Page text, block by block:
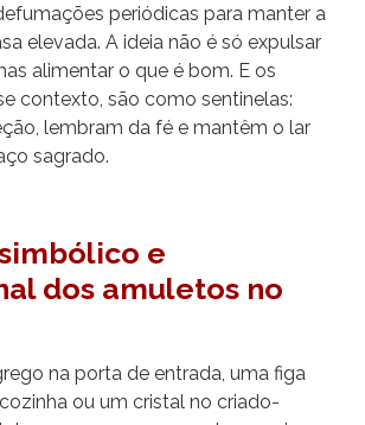
periódicas para manter a
elevada. A ideia não é só expulsar
alimentar o que é bom. E os
contexto, são como sentinelas:
lembram da fé e mantêm o lar
sagrado.
e
dos amuletos no
na porta de entrada, uma figa
ou um cristal no criado-